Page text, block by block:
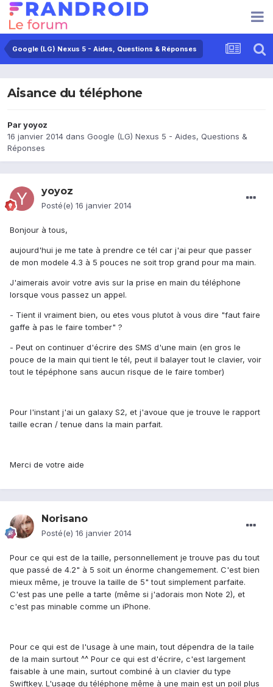
Google (LG) Nexus 5 - Aides, Questions & Réponses
Aisance du téléphone
Paryoyoz
16 janvier 2014 dans Google (LG) Nexus 5 - Aides, Questions &
Réponses
yoyoz
Posté(e) 16 janvier 2014
Bonjour à tous,
aujourd'hui je me tate à prendre ce tél car j'ai peur que passer
de mon modele 4.3 à 5 pouces ne soit trop grand pour ma main.
J'aimerais avoir votre avis sur la prise en main du téléphone
lorsque vous passez un appel.
- Tient il vraiment bien, ou etes vous plutot à vous dire "faut faire
gaffe à pas le faire tomber" ?
- Peut on continuer d'écrire des SMS d'une main (en gros le
pouce de la main qui tient le tél, peut il balayer tout le clavier, voir
tout le tépéphone sans aucun risque de le faire tomber)
Pour l'instant j'ai un galaxy S2, et j'avoue que je trouve le rapport
taille ecran / tenue dans la main parfait.
Merci de votre aide
Norisano
Posté(e) 16 janvier 2014
Pour ce qui est de la taille, personnellement je trouve pas du tout
que passé de 4.2" à 5 soit un énorme changemement. C'est bien
mieux même, je trouve la taille de 5" tout simplement parfaite.
C'est pas une pelle a tarte (même si j'adorais mon Note 2), et
c'est pas minable comme un iPhone.
Pour ce qui est de l'usage à une main, tout dépendra de la taile
de la main surtout ^^ Pour ce qui est d'écrire, c'est largement
faisable à une main, surtout combiné à un clavier du type
Swiftkey. L'usage du téléphone même à une main est un poil plus